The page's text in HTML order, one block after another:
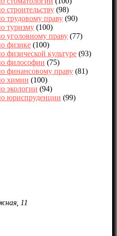
строительству (98)
трудовому праву (90)
туризму (100)
уголовному праву (77)
физике (100)
физической культуре (93)
философии (75)
финансовому праву (81)
химии (100)
экологии (94)
юриспруденции (99)
11